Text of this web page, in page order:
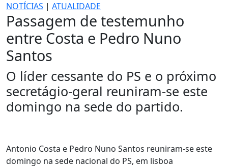
NOTÍCIAS | ATUALIDADE
Passagem de testemunho
entre Costa e Pedro Nuno
Santos
O líder cessante do PS e o próximo
secretágio-geral reuniram-se este
domingo na sede do partido.
Antonio Costa e Pedro Nuno Santos reuniram-se este
domingo na sede nacional do PS, em lisboa